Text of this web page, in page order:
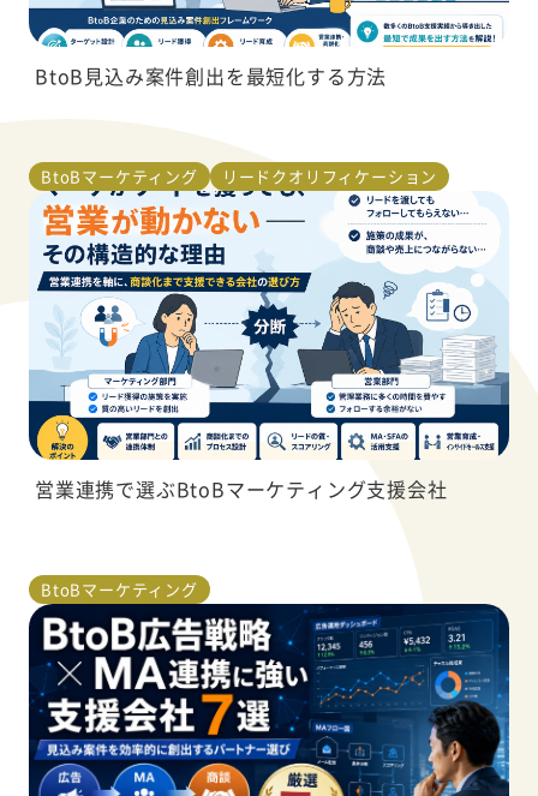
BtoB見込み案件創出を最短化する方法
BtoBマーケティング リードクオリフィケーション
営業連携で選ぶBtoBマーケティング支援会社
BtoBマーケティング